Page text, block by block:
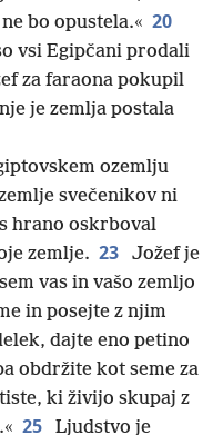
bo opustela.« 20
vsi Egipčani prodali
za faraona pokupil
je zemlja postala
ozemlju
svečenikov ni
hrano oskrboval
zemlje. 23
Jožef je
vas in vašo zemljo
in posejte z njim
dajte eno petino
obdržite kot seme za
ki živijo skupaj z
25 Ljudstvo je